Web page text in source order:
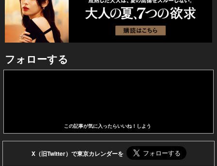
フォローする
この記事が気に入ったらいいね！しよう
X（旧Twitter）で東京カレンダーを